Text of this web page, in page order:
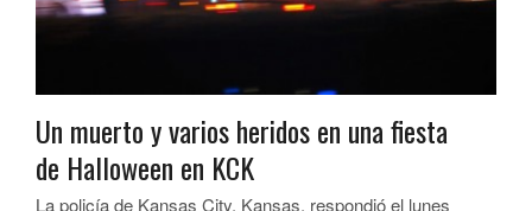
Un muerto y varios heridos en una fiesta
de Halloween en KCK
La policía de Kansas City, Kansas, respondió el lunes